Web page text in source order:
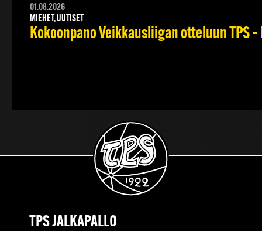
01.08.2026
MIEHET, UUTISET
Kokoonpano Veikkausliigan otteluun TPS
TPS JALKAPALLO